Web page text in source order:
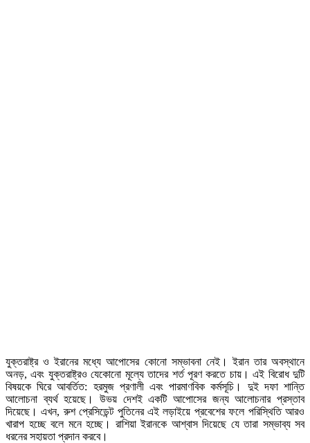
যুক্তরাষ্ট্র ও ইরানের মধ্যে আপোসের কোনো সম্ভাবনা নেই। ইরান তার অবস্থানে
অনড়, এবং যুক্তরাষ্ট্রও যেকোনো মূল্যে তাদের শর্ত পূরণ করতে চায়। এই বিরোধ দুটি
বিষয়কে ঘিরে আবর্তিত: হরমুজ প্রণালী এবং পারমাণবিক কর্মসূচি। দুই দফা শান্তি
আলোচনা ব্যর্থ হয়েছে। উভয় দেশই একটি আপোসের জন্য আলোচনার প্রস্তাব
দিয়েছে। এখন, রুশ প্রেসিডেন্ট পুতিনের এই লড়াইয়ে প্রবেশের ফলে পরিস্থিতি আরও
খারাপ হচ্ছে বলে মনে হচ্ছে। রাশিয়া ইরানকে আশ্বাস দিয়েছে যে তারা সম্ভাব্য সব
ধরনের সহায়তা প্রদান করবে।